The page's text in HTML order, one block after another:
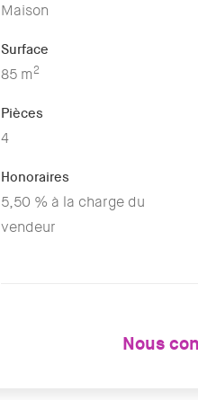
Maison
Surface
85 m2
Pièces
4
Honoraires
5,50 % à la charge du
vendeur
Nous